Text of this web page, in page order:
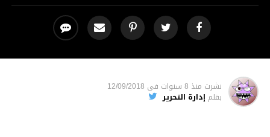
نشرت منذ 8 سنوات فى 12/09/2018
بقلم إدارة التحرير